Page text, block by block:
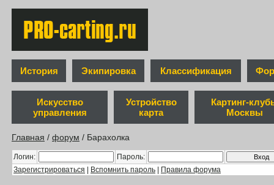
История Экипировка Классификация
Искусство
управления
Устройство
карта
Картинг-
Москвы
Главная / форум / Барахолка
Логин:
Пароль:
Зарегистрироваться
Вспомнить пароль Правила форума